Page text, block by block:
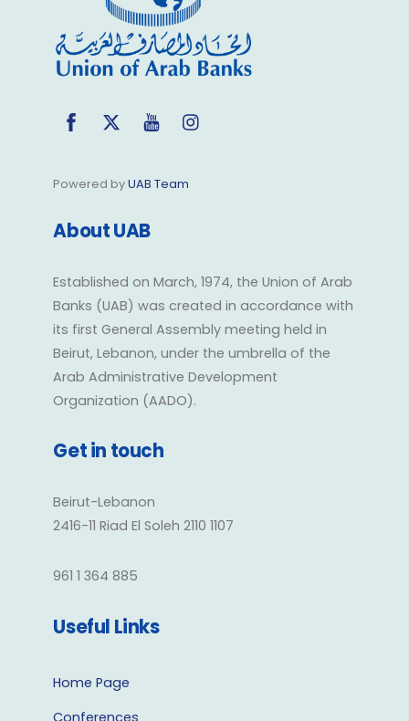
Facebook
Twitter YouTube
Powered byUAB Team
About UAB
Established on March, 1974, the Union of Arab
Banks (UAB) was created in accordance with
its first General Assembly meeting held in
Beirut, Lebanon, under the umbrella of the
Arab Administrative Development
Organization (AADO).
Get in touch
Beirut-Lebanon
2416-11 Riad El Soleh 2110 1107
961 1 364 885
Useful Links
Home Page
Conferences